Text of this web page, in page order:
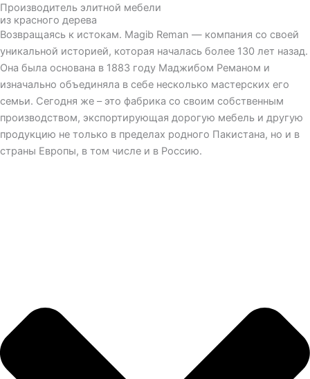
Производитель элитной мебели
из красного дерева
Возвращаясь к истокам. Magib Reman — компания со своей
уникальной историей, которая началась более 130 лет назад.
Она была основана в 1883 году Маджибом Реманом и
изначально объединяла в себе несколько мастерских его
семьи. Сегодня же – это фабрика со своим собственным
производством, экспортирующая дорогую мебель и другую
продукцию не только в пределах родного Пакистана, но и в
страны Европы, в том числе и в Россию.